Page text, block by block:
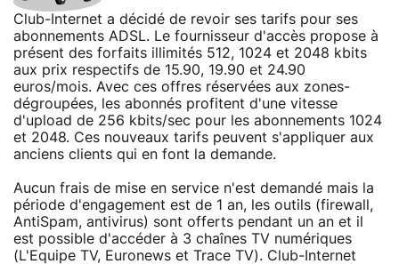
Club-Internet a décidé de revoir ses tarifs pour ses
abonnements ADSL. Le fournisseur d'accès propose à
présent des forfaits illimités 512, 1024 et 2048 kbits
aux prix respectifs de 15.90, 19.90 et 24.90
euros/mois. Avec ces offres réservées aux zones-
dégroupées, les abonnés profitent d'une vitesse
d'upload de 256 kbits/sec pour les abonnements 1024
et 2048. Ces nouveaux tarifs peuvent s'appliquer aux
anciens clients qui en font la demande.
Aucun frais de mise en service n'est demandé mais la
période d'engagement est de 1 an, les outils (firewall,
AntiSpam, antivirus) sont offerts pendant un an et il
est possible d'accéder à 3 chaînes TV numériques
(L'Equipe TV, Euronews et Trace TV). Club-Internet